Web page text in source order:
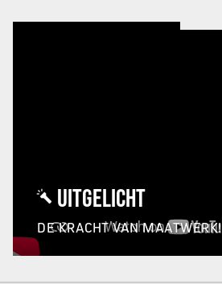
UITGELICHT
DE KRACHT VAN MAATWERK!